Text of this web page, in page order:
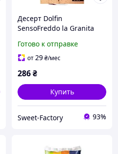
Десерт Dolfin
SensoFreddo la Granita
Готово к отправке
от29₴/мес
286₴
Купить
Sweet-Factory 93%